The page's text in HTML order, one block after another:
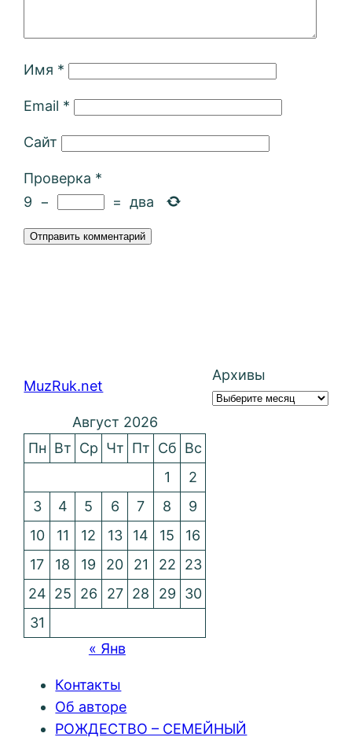
Имя *
Email *
Сайт
Проверка *
9 − = два
MuzRuk.net
Архивы
Август 2026
Пн Вт Ср Чт Пт Сб Вс
1
2
3
4 5 6 7 8
9
10
11 12 13 14 15
16
17
18 19 20 21 22
23
24 25 26 27 28 29
30
31
« Янв
Контакты
Об авторе
РОЖДЕСТВО – СЕМЕЙНЫЙ